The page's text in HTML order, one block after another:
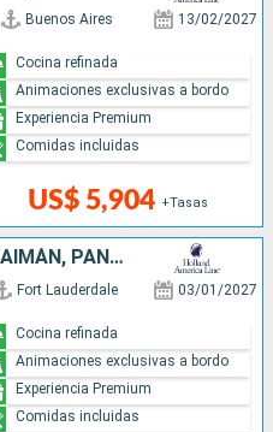
Buenos Aires 13/02/2027
US$ 5,904 +Tasas
Cocina refinada
Animaciones exclusivas a bordo
Experiencia Premium
Comidas incluidas
ESTADOS UNIDOS, ISLAS CAIMÁN, PANAMÁ, ECUADOR, PERÚ, CHILE, ISLAS MALVINAS, URUGUAY, ARGENTINA
Fort Lauderdale 03/01/2027
Cocina refinada
Animaciones exclusivas a bordo
Experiencia Premium
Comidas incluidas